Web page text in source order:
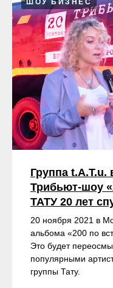
Группа t.A.T.u.
Трибьют-шоу
ТАТУ 20 лет
20 ноября 2021 в
альбома «200 по
Это будет
популярными
группы Тату.